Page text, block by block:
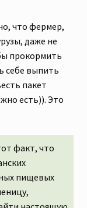
что фермер,
даже не
прокормить
себе выпить
пакет
есть)). Это
факт, что
пищевых